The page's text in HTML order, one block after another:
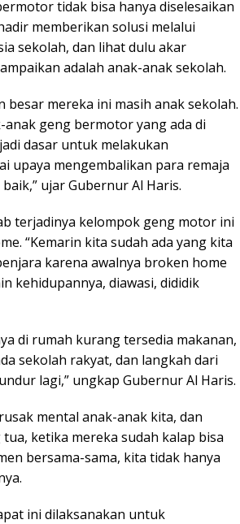
tidak bisa hanya diselesaikan
memberikan solusi melalui
sekolah, dan lihat dulu akar
adalah anak-anak sekolah.
mereka ini masih anak sekolah.
geng bermotor yang ada di
dasar untuk melakukan
upaya mengembalikan para remaja
ujar Gubernur Al Haris.
terjadinya kelompok geng motor ini
“Kemarin kita sudah ada yang kita
karena awalnya broken home
kehidupannya, diawasi, dididik
di rumah kurang tersedia makanan,
sekolah rakyat, dan langkah dari
lagi,” ungkap Gubernur Al Haris.
mental anak-anak kita, dan
ketika mereka sudah kalap bisa
bersama-sama, kita tidak hanya
ini dilaksanakan untuk